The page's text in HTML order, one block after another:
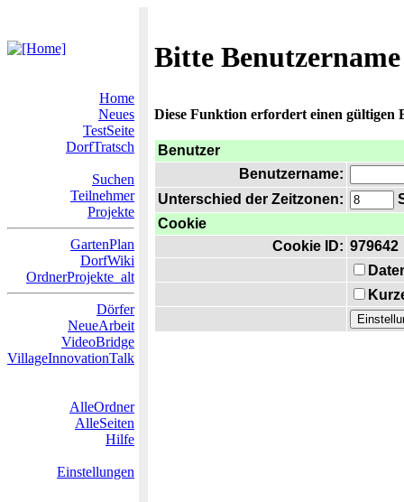
Bitte
Home
Neues
TestSeite
DorfTratsch
Suchen
Teilnehmer
Projekte
GartenPlan
DorfWiki
OrdnerProjekte_alt
Dörfer
NeueArbeit
VideoBridge
VillageInnovationTalk
AlleOrdner
AlleSeiten
Hilfe
Einstellungen
Diese Funktion erfordert einen gültigen
Benutzer
Benutzername:
Unterschied der Zeitzonen:
Cookie
Cookie ID: 979642